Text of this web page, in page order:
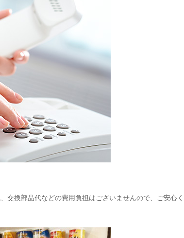
換部品代などの費用負担はございませんので、ご安心く